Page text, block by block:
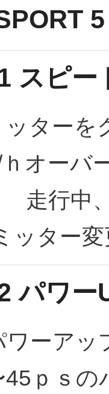
スピー
ッター
オーバ
走行中
ッター
パワ
ワーア
ｐｓの